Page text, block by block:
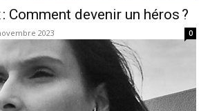
Comment devenir un héros ?
2023 0